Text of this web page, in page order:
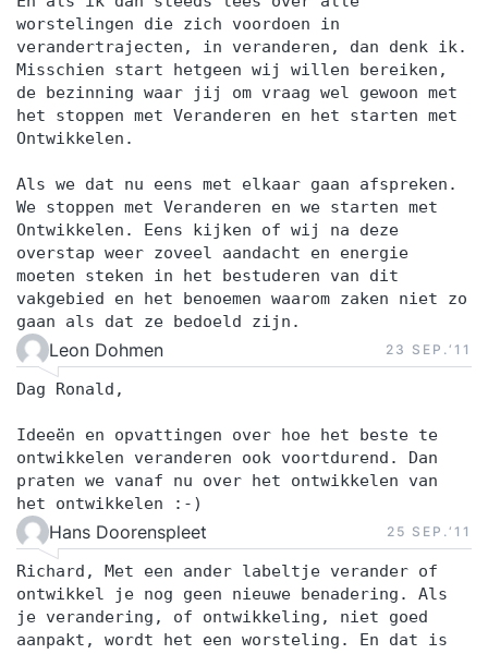
worstelingen die zich voordoen in
verandertrajecten, in veranderen, dan denk ik.
Misschien start hetgeen wij willen bereiken,
de bezinning waar jij om vraag wel gewoon met
het stoppen met Veranderen en het starten met
Ontwikkelen.
Als we dat nu eens met elkaar gaan afspreken.
We stoppen met Veranderen en we starten met
Ontwikkelen. Eens kijken of wij na deze
overstap weer zoveel aandacht en energie
moeten steken in het bestuderen van dit
vakgebied en het benoemen waarom zaken niet zo
gaan als dat ze bedoeld zijn.
Leon Dohmen 23 SEP.‘11
Dag Ronald,
Ideeën en opvattingen over hoe het beste te
ontwikkelen veranderen ook voortdurend. Dan
praten we vanaf nu over het ontwikkelen van
het ontwikkelen :-)
Hans Doorenspleet 25 SEP.‘11
Richard, Met een ander labeltje verander of
ontwikkel je nog geen nieuwe benadering. Als
je verandering, of ontwikkeling, niet goed
aanpakt, wordt het een worsteling. En dat is